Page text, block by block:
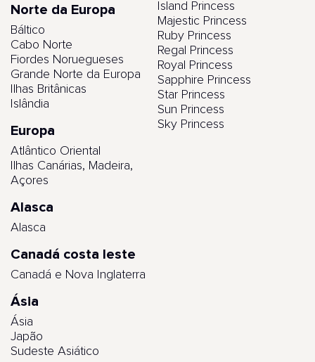
Norte da Europa
Báltico
Cabo Norte
Fiordes Noruegueses
Grande Norte da Europa
Ilhas Britânicas
Islândia
Europa
Atlântico Oriental
Ilhas Canárias, Madeira,
Açores
Alasca
Alasca
Canadá costa leste
Canadá e Nova Inglaterra
Ásia
Ásia
Japão
Sudeste Asiático
Island Princess
Majestic Princess
Ruby Princess
Regal Princess
Royal Princess
Sapphire Princess
Star Princess
Sun Princess
Sky Princess